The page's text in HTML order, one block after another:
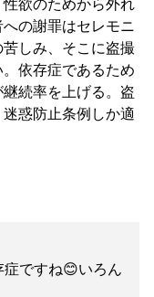
欲のためから外れ
の謝罪はセレモニ
しみ、そこに盗撮
依存症であるため
続率を上げる。盗
惑防止条例しか適
ですね😊いろん